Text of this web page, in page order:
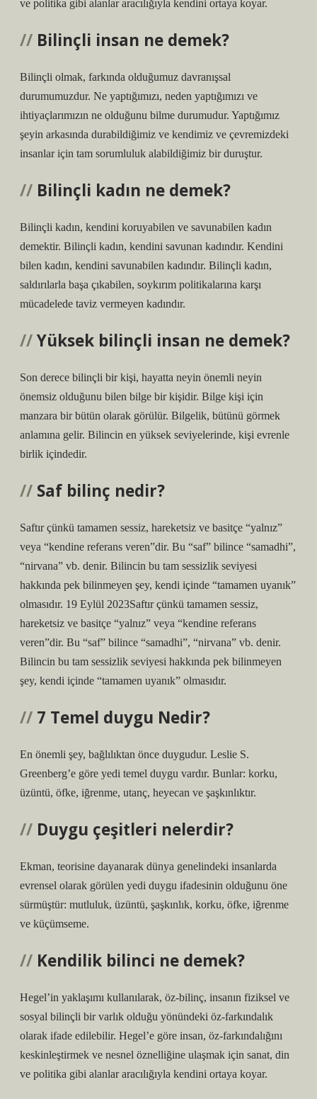
ve politika gibi alanlar aracılığıyla kendini ortaya koyar.
Bilinçli insan ne demek?
Bilinçli olmak, farkında olduğumuz davranışsal
durumumuzdur. Ne yaptığımızı, neden yaptığımızı ve
ihtiyaçlarımızın ne olduğunu bilme durumudur. Yaptığımız
şeyin arkasında durabildiğimiz ve kendimiz ve çevremizdeki
insanlar için tam sorumluluk alabildiğimiz bir duruştur.
Bilinçli kadın ne demek?
Bilinçli kadın, kendini koruyabilen ve savunabilen kadın
demektir. Bilinçli kadın, kendini savunan kadındır. Kendini
bilen kadın, kendini savunabilen kadındır. Bilinçli kadın,
saldırılarla başa çıkabilen, soykırım politikalarına karşı
mücadelede taviz vermeyen kadındır.
Yüksek bilinçli insan ne demek?
Son derece bilinçli bir kişi, hayatta neyin önemli neyin
önemsiz olduğunu bilen bilge bir kişidir. Bilge kişi için
manzara bir bütün olarak görülür. Bilgelik, bütünü görmek
anlamına gelir. Bilincin en yüksek seviyelerinde, kişi evrenle
birlik içindedir.
Saf bilinç nedir?
Saftır çünkü tamamen sessiz, hareketsiz ve basitçe “yalnız”
veya “kendine referans veren”dir. Bu “saf” bilince “samadhi”,
“nirvana” vb. denir. Bilincin bu tam sessizlik seviyesi
hakkında pek bilinmeyen şey, kendi içinde “tamamen uyanık”
olmasıdır. 19 Eylül 2023Saftır çünkü tamamen sessiz,
hareketsiz ve basitçe “yalnız” veya “kendine referans
veren”dir. Bu “saf” bilince “samadhi”, “nirvana” vb. denir.
Bilincin bu tam sessizlik seviyesi hakkında pek bilinmeyen
şey, kendi içinde “tamamen uyanık” olmasıdır.
7 Temel duygu Nedir?
En önemli şey, bağlılıktan önce duygudur. Leslie S.
Greenberg’e göre yedi temel duygu vardır. Bunlar: korku,
üzüntü, öfke, iğrenme, utanç, heyecan ve şaşkınlıktır.
Duygu çeşitleri nelerdir?
Ekman, teorisine dayanarak dünya genelindeki insanlarda
evrensel olarak görülen yedi duygu ifadesinin olduğunu öne
sürmüştür: mutluluk, üzüntü, şaşkınlık, korku, öfke, iğrenme
ve küçümseme.
Kendilik bilinci ne demek?
Hegel’in yaklaşımı kullanılarak, öz-bilinç, insanın fiziksel ve
sosyal bilinçli bir varlık olduğu yönündeki öz-farkındalık
olarak ifade edilebilir. Hegel’e göre insan, öz-farkındalığını
keskinleştirmek ve nesnel öznelliğine ulaşmak için sanat, din
ve politika gibi alanlar aracılığıyla kendini ortaya koyar.